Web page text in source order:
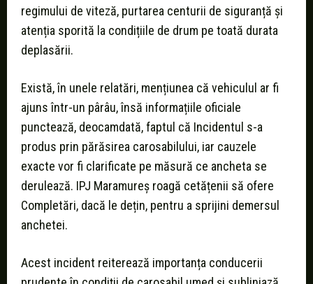
regimului de viteză, purtarea centurii de siguranță și
atenția sporită la condițiile de drum pe toată durata
deplasării.
Există, în unele relatări, mențiunea că vehiculul ar fi
ajuns într-un pârâu, însă informațiile oficiale
punctează, deocamdată, faptul că Incidentul s-a
produs prin părăsirea carosabilului, iar cauzele
exacte vor fi clarificate pe măsură ce ancheta se
derulează. IPJ Maramureș roagă cetățenii să ofere
Completări, dacă le dețin, pentru a sprijini demersul
anchetei.
Acest incident reiterează importanța conducerii